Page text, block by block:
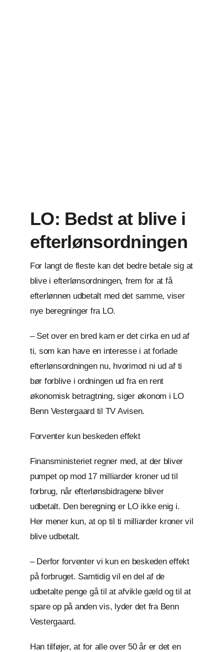
LO: Bedst at blive i
efterlønsordningen
For langt de fleste kan det bedre betale sig at
blive i efterlønsordningen, frem for at få
efterlønnen udbetalt med det samme, viser
nye beregninger fra LO.
– Set over en bred kam er det cirka en ud af
ti, som kan have en interesse i at forlade
efterlønsordningen nu, hvorimod ni ud af ti
bør forblive i ordningen ud fra en rent
økonomisk betragtning, siger økonom i LO
Benn Vestergaard til TV Avisen.
Forventer kun beskeden effekt
Finansministeriet regner med, at der bliver
pumpet op mod 17 milliarder kroner ud til
forbrug, når efterlønsbidragene bliver
udbetalt. Den beregning er LO ikke enig i.
Her mener kun, at op til ti milliarder kroner vil
blive udbetalt.
– Derfor forventer vi kun en beskeden effekt
på forbruget. Samtidig vil en del af de
udbetalte penge gå til at afvikle gæld og til at
spare op på anden vis, lyder det fra Benn
Vestergaard.
Han tilføjer, at for alle over 50 år er det en